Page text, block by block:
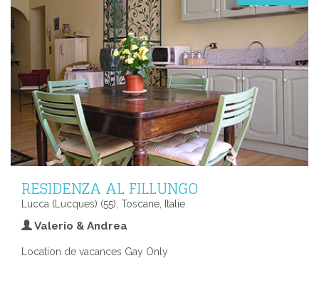
RESIDENZA AL FILLUNGO
Lucca (Lucques) (55), Toscane, Italie
Valerio & Andrea
Location de vacances Gay Only